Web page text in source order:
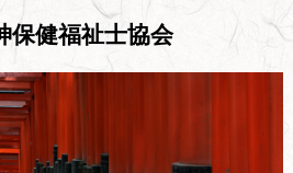
保健福祉士協会